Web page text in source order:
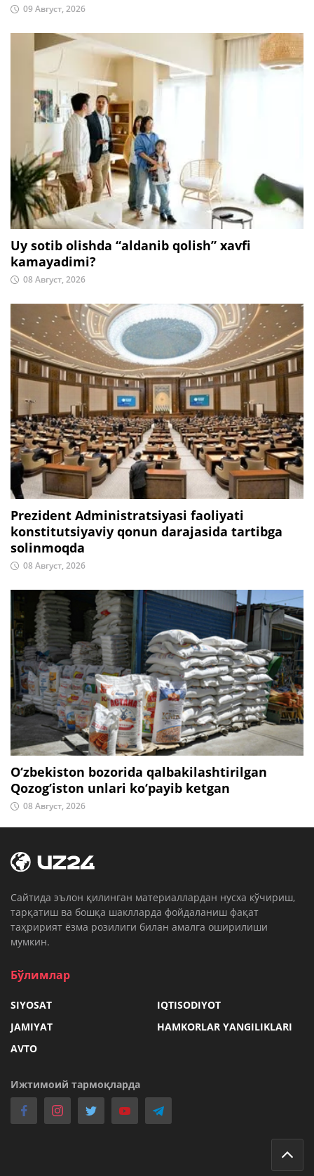
09 Август, 2026
Uy sotib olishda “aldanib qolish” xavfi
kamayadimi?
08 Август, 2026
Prezident Administratsiyasi faoliyati
konstitutsiyaviy qonun darajasida tartibga
solinmoqda
08 Август, 2026
O‘zbekiston bozorida qalbakilashtirilgan
Qozog‘iston unlari ko‘payib ketgan
08 Август, 2026
Cайтида эълон қилинган материаллардан нусха кўчириш,
тарқатиш ва бошқа шаклларда фойдаланиш фақат
таҳририят ёзма розилиги билан амалга оширилиши
мумкин.
Бўлимлар
SIYOSAT
IQTISODIYOT
JAMIYAT
HAMKORLAR YANGILIKLARI
AVTO
Ижтимоий тармоқларда